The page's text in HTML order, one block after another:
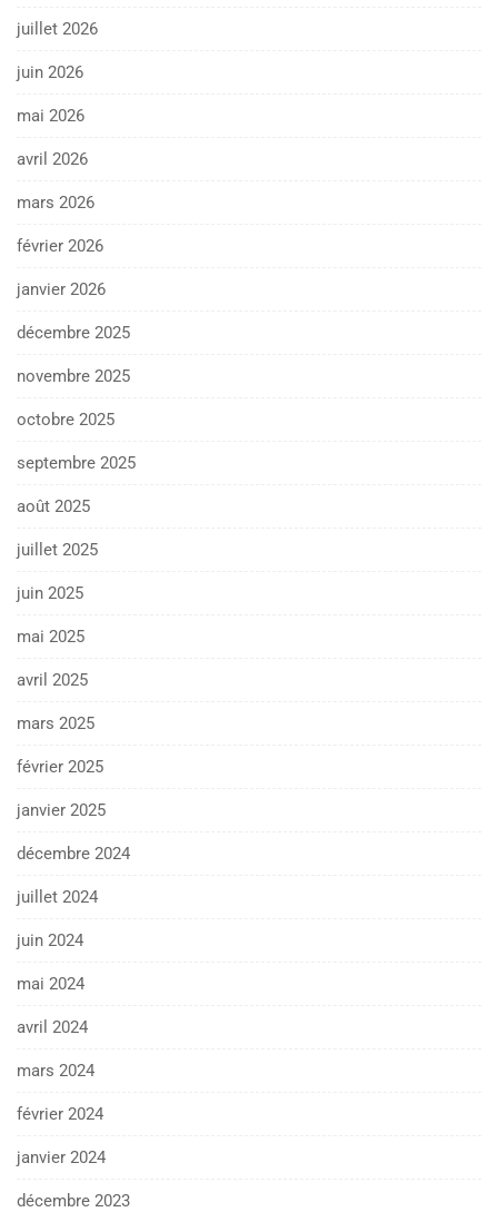
juillet 2026
juin 2026
mai 2026
avril 2026
mars 2026
février 2026
janvier 2026
décembre 2025
novembre 2025
octobre 2025
septembre 2025
août 2025
juillet 2025
juin 2025
mai 2025
avril 2025
mars 2025
février 2025
janvier 2025
décembre 2024
juillet 2024
juin 2024
mai 2024
avril 2024
mars 2024
février 2024
janvier 2024
décembre 2023